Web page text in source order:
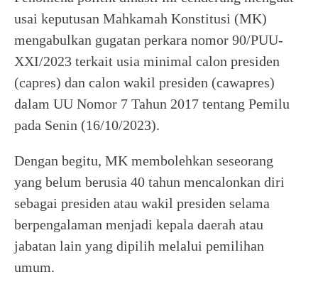
usai keputusan Mahkamah Konstitusi (MK)
mengabulkan gugatan perkara nomor 90/PUU-
XXI/2023 terkait usia minimal calon presiden
(capres) dan calon wakil presiden (cawapres)
dalam UU Nomor 7 Tahun 2017 tentang Pemilu
pada Senin (16/10/2023).
Dengan begitu, MK membolehkan seseorang
yang belum berusia 40 tahun mencalonkan diri
sebagai presiden atau wakil presiden selama
berpengalaman menjadi kepala daerah atau
jabatan lain yang dipilih melalui pemilihan
umum.